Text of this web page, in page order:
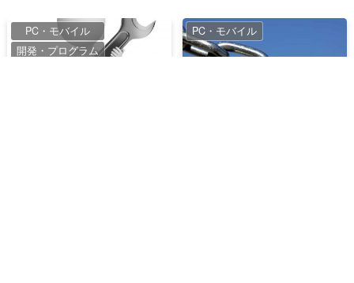
PC・モバイル
開発・プログラム
PC・モバイル